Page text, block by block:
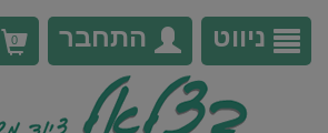
נגישות
אתר
המרכזי
ניווט התחבר 0